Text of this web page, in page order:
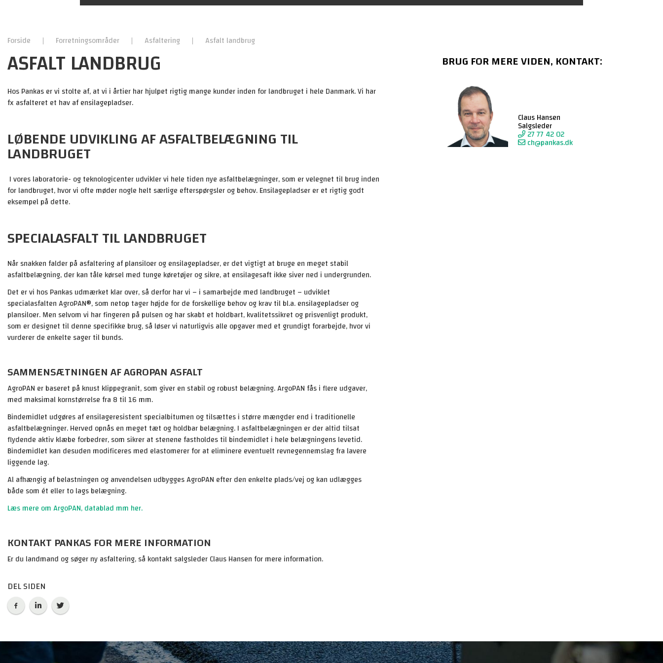
Støjreducerende slidlag
Specialprodukter
asfalt?
BituStabil 0/16
Forside | Forretningsområder | Asfaltering | Asfalt landbrug
ASFALT LANDBRUG
Hos Pankas er vi stolte af, at vi i årtier har hjulpet rigtig mange kunder inden for landbruget i hele Danmark. Vi har
fx asfalteret et hav af ensilagepladser.
LØBENDE UDVIKLING AF ASFALTBELÆGNING TIL
LANDBRUGET
I vores laboratorie- og teknologicenter udvikler vi hele tiden nye asfaltbelægninger, som er velegnet til brug inden
for landbruget, hvor vi ofte møder nogle helt særlige efterspørgsler og behov. Ensilagepladser er et rigtig godt
eksempel på dette.
SPECIALASFALT TIL LANDBRUGET
Når snakken falder på asfaltering af plansiloer og ensilagepladser, er det vigtigt at bruge en meget stabil
asfaltbelægning, der kan tåle kørsel med tunge køretøjer og sikre, at ensilagesaft ikke siver ned i undergrunden.
Det er vi hos Pankas udmærket klar over, så derfor har vi – i samarbejde med landbruget – udviklet
specialasfalten AgroPAN®, som netop tager højde for de forskellige behov og krav til bl.a. ensilagepladser og
plansiloer. Men selvom vi har fingeren på pulsen og har skabt et holdbart, kvalitetssikret og prisvenligt produkt,
som er designet til denne specifikke brug, så løser vi naturligvis alle opgaver med et grundigt forarbejde, hvor vi
vurderer de enkelte sager til bunds.
SAMMENSÆTNINGEN AF AGROPAN ASFALT
AgroPAN er baseret på knust klippegranit, som giver en stabil og robust belægning. ArgoPAN fås i flere udgaver,
med maksimal kornstørrelse fra 8 til 16 mm.
Bindemidlet udgøres af ensilageresistent specialbitumen og tilsættes i større mængder end i traditionelle
asfaltbelægninger. Herved opnås en meget tæt og holdbar belægning. I asfaltbelægningen er der altid tilsat
flydende aktiv klæbe forbedrer, som sikrer at stenene fastholdes til bindemidlet i hele belægningens levetid.
Bindemidlet kan desuden modificeres med elastomerer for at eliminere eventuelt revnegennemslag fra lavere
liggende lag.
Al afhængig af belastningen og anvendelsen udbygges AgroPAN efter den enkelte plads/vej og kan udlægges
både som ét eller to lags belægning.
Læs mere om ArgoPAN, datablad mm her.
KONTAKT PANKAS FOR MERE INFORMATION
Er du landmand og søger ny asfaltering, så kontakt salgsleder Claus Hansen for mere information.
DEL SIDEN
BRUG FOR MERE VIDEN, KONTAKT:
Claus Hansen
Salgsleder
27 77 42 02
ch@pankas.dk
FÅ ET TILBUD PÅ ASFALTARBEJDE